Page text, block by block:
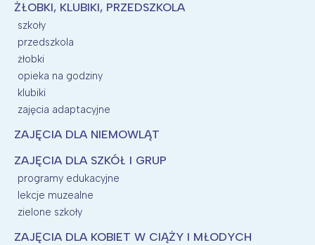
ŻŁOBKI, KLUBIKI, PRZEDSZKOLA
szkoły
przedszkola
żłobki
opieka na godziny
klubiki
zajęcia adaptacyjne
ZAJĘCIA DLA NIEMOWLĄT
ZAJĘCIA DLA SZKÓŁ I GRUP
programy edukacyjne
lekcje muzealne
zielone szkoły
ZAJĘCIA DLA KOBIET W CIĄŻY I MŁODYCH